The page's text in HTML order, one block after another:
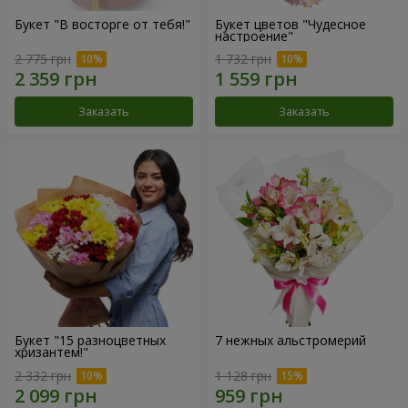
Букет "В восторге от тебя!"
2 775 грн
Заказать
Букет цветов "Чудесное
настроение"
1 732 грн
Заказать
Букет "15 разноцветных
хризантем!"
2 332 грн
7 нежных альстромерий
1 128 грн